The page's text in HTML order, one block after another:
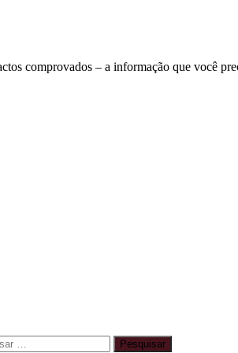
comprovados – a informação que você